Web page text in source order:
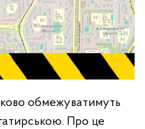
обмежуватимуть
Про це